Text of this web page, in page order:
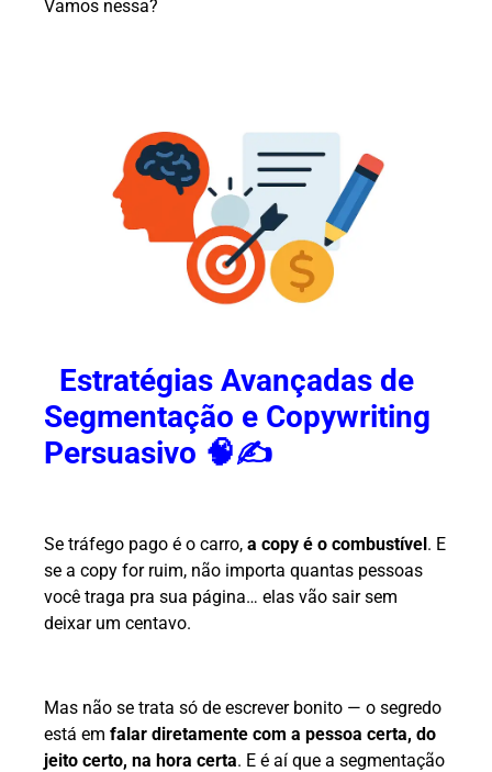
Vamos nessa?
Estratégias Avançadas de
Segmentação e Copywriting
Persuasivo 🧠✍️
Se tráfego pago é o carro, a copy é o combustível. E
se a copy for ruim, não importa quantas pessoas
você traga pra sua página… elas vão sair sem
deixar um centavo.
Mas não se trata só de escrever bonito — o segredo
está em falar diretamente com a pessoa certa, do
jeito certo, na hora certa. E é aí que a segmentação